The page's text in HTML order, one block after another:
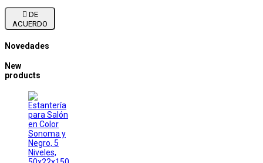

ACUERDO
Novedades
New
products